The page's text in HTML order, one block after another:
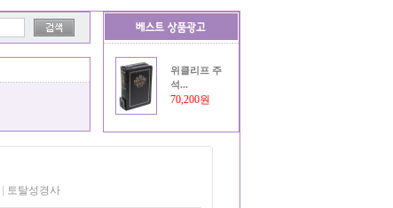
위클리프 주
석...
70,200원
토탈성경사